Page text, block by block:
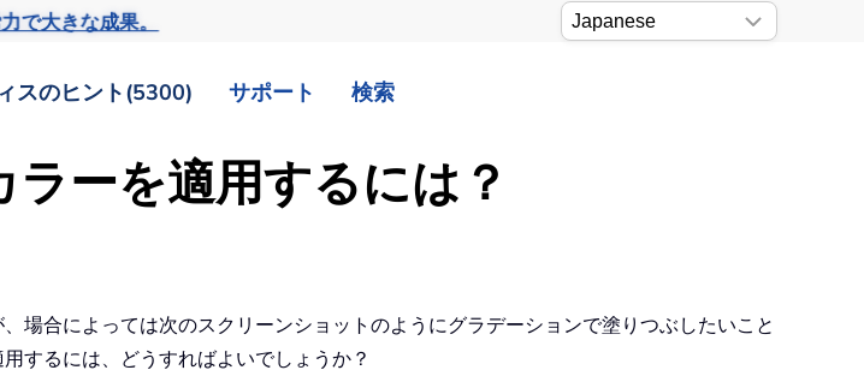
で大きな成果。
スのヒント(5300) サポート 検索
ーを適用するには？
場合によっては次のスクリーンショットのようにグラデーションで塗りつぶしたいこと
するには、どうすればよいでしょうか？